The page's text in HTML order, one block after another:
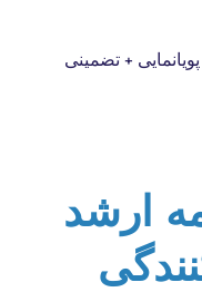
+ تضمینی
ارشد